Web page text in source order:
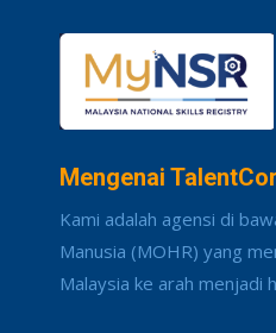
Mengenai
Kami adalah agensi di
Manusia (MOHR) yang
Malaysia ke arah menjadi